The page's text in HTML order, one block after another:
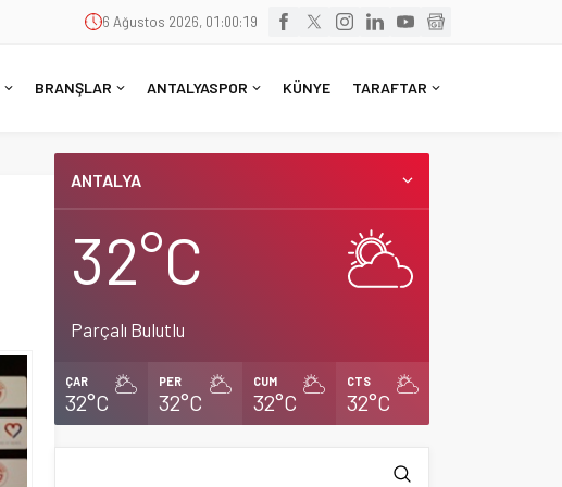
6 Ağustos 2026, 01:00:20
BRANŞLAR ANTALYASPOR KÜNYE TARAFTAR
ANTALYA
32°C
Parçalı Bulutlu
ÇAR
32°C
PER
32°C
CUM
32°C
CTS
32°C